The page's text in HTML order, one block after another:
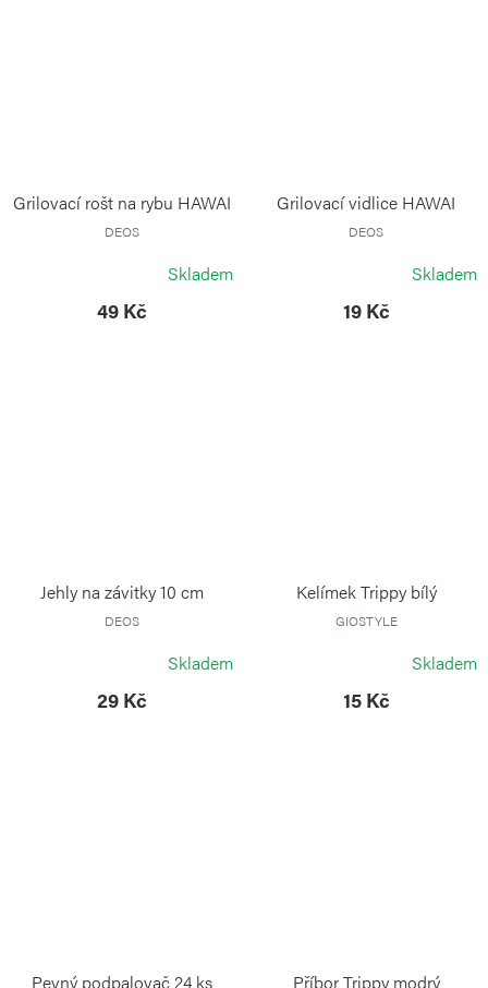
Grilovací rošt na rybu HAWAI
DEOS
Skladem
49 Kč
Grilovací vidlice HAWAI
DEOS
Skladem
19 Kč
Jehly na závitky 10 cm
DEOS
Skladem
29 Kč
Kelímek Trippy bílý
GIOSTYLE
Skladem
15 Kč
Pevný podpalovač 24 ks Příbor Trippy modrý